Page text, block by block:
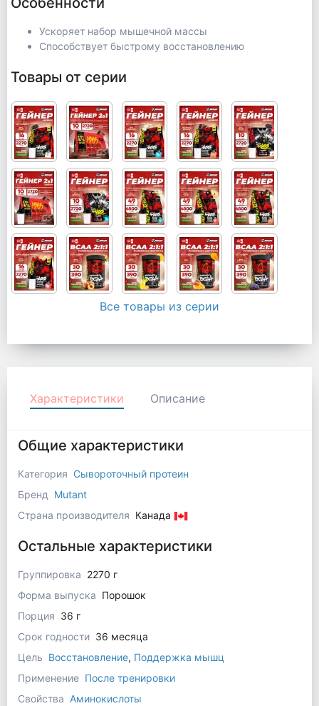
Ускоряет набор мышечной массы
Способствует быстрому восстановлению
Товары от серии
Все товары из серии
Характеристики Описание
Общие характеристики
Категория Сывороточный протеин
Бренд
Mutant
Страна производителя Канада
Остальные характеристики
Группировка 2270 г
Форма выпуска Порошок
Порция 36 г
Срок годности 36 месяца
Цель Восстановление, Поддержка мышц
Применение После тренировки
Свойства Аминокислоты